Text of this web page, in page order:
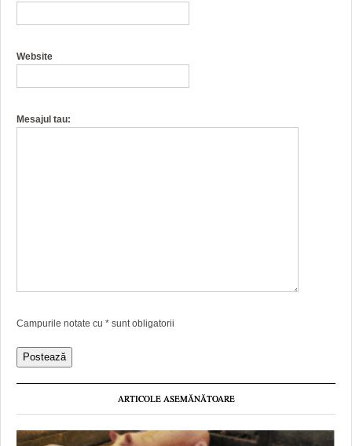
Website
Mesajul tau:
Campurile notate cu * sunt obligatorii
ARTICOLE ASEMĂNĂTOARE